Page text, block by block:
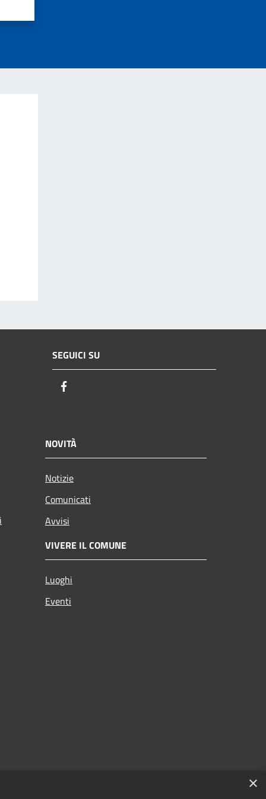
SEGUICI SU
NOVITÀ
Notizie
Comunicati
Avvisi
VIVERE IL COMUNE
Luoghi
Eventi
×